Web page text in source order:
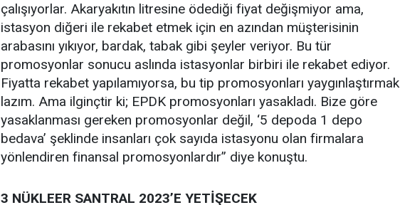
çalışıyorlar. Akaryakıtın litresine ödediği fiyat değişmiyor ama,
istasyon diğeri ile rekabet etmek için en azından müşterisinin
arabasını yıkıyor, bardak, tabak gibi şeyler veriyor. Bu tür
promosyonlar sonucu aslında istasyonlar birbiri ile rekabet ediyor.
Fiyatta rekabet yapılamıyorsa, bu tip promosyonları yaygınlaştırmak
lazım. Ama ilginçtir ki; EPDK promosyonları yasakladı. Bize göre
yasaklanması gereken promosyonlar değil, ‘5 depoda 1 depo
bedava’ şeklinde insanları çok sayıda istasyonu olan firmalara
yönlendiren finansal promosyonlardır” diye konuştu.
3 NÜKLEER SANTRAL 2023’E YETİŞECEK